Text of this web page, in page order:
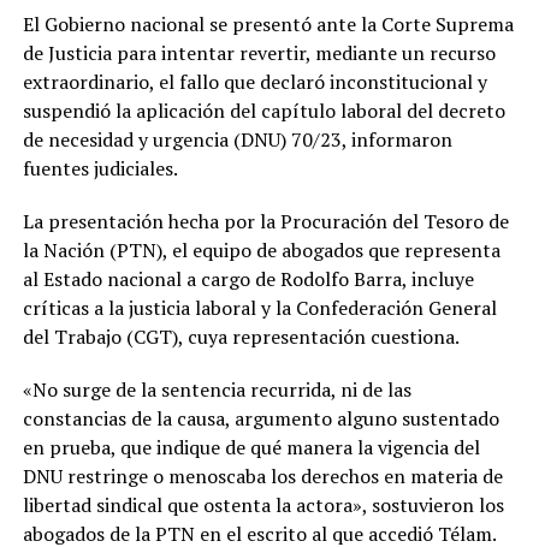
El Gobierno nacional se presentó ante la Corte Suprema
de Justicia para intentar revertir, mediante un recurso
extraordinario, el fallo que declaró inconstitucional y
suspendió la aplicación del capítulo laboral del decreto
de necesidad y urgencia (DNU) 70/23, informaron
fuentes judiciales.
La presentación hecha por la Procuración del Tesoro de
la Nación (PTN), el equipo de abogados que representa
al Estado nacional a cargo de Rodolfo Barra, incluye
críticas a la justicia laboral y la Confederación General
del Trabajo (CGT), cuya representación cuestiona.
«No surge de la sentencia recurrida, ni de las
constancias de la causa, argumento alguno sustentado
en prueba, que indique de qué manera la vigencia del
DNU restringe o menoscaba los derechos en materia de
libertad sindical que ostenta la actora», sostuvieron los
abogados de la PTN en el escrito al que accedió Télam.